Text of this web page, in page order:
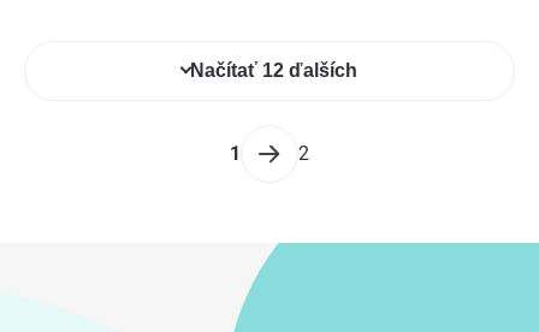
Ovládacie
Načítať 12 ďalších
Stránkovanie
1 2